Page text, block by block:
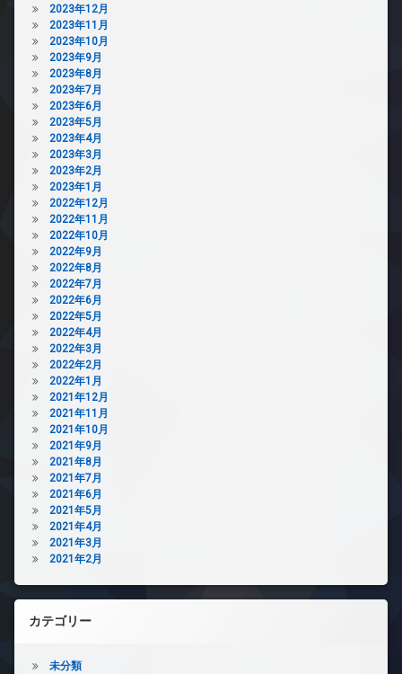
2023年12月
2023年11月
2023年10月
2023年9月
2023年8月
2023年7月
2023年6月
2023年5月
2023年4月
2023年3月
2023年2月
2023年1月
2022年12月
2022年11月
2022年10月
2022年9月
2022年8月
2022年7月
2022年6月
2022年5月
2022年4月
2022年3月
2022年2月
2022年1月
2021年12月
2021年11月
2021年10月
2021年9月
2021年8月
2021年7月
2021年6月
2021年5月
2021年4月
2021年3月
2021年2月
カテゴリー
未分類